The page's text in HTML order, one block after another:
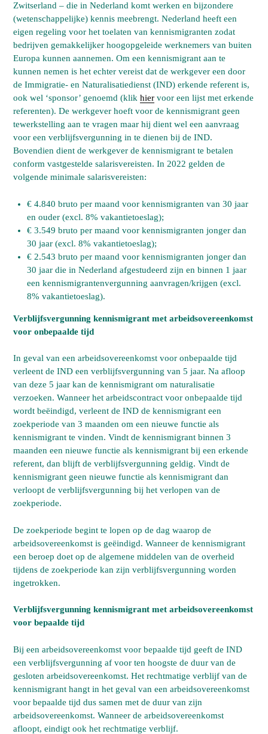
Zwitserland – die in Nederland komt werken en bijzondere
(wetenschappelijke) kennis meebrengt. Nederland heeft een
eigen regeling voor het toelaten van kennismigranten zodat
bedrijven gemakkelijker hoogopgeleide werknemers van buiten
Europa kunnen aannemen. Om een kennismigrant aan te
kunnen nemen is het echter vereist dat de werkgever een door
de Immigratie- en Naturalisatiedienst (IND) erkende referent is,
ook wel ‘sponsor’ genoemd (klikhier voor een lijst met erkende
referenten). De werkgever hoeft voor de kennismigrant geen
tewerkstelling aan te vragen maar hij dient wel een aanvraag
voor een verblijfsvergunning in te dienen bij de IND.
Bovendien dient de werkgever de kennismigrant te betalen
conform vastgestelde salarisvereisten. In 2022 gelden de
volgende minimale salarisvereisten:
€ 4.840 bruto per maand voor kennismigranten van 30 jaar
en ouder (excl. 8% vakantietoeslag);
€ 3.549 bruto per maand voor kennismigranten jonger dan
30 jaar (excl. 8% vakantietoeslag);
€ 2.543 bruto per maand voor kennismigranten jonger dan
30 jaar die in Nederland afgestudeerd zijn en binnen 1 jaar
een kennismigrantenvergunning aanvragen/krijgen (excl.
8% vakantietoeslag).
Verblijfsvergunning kennismigrant met arbeidsovereenkomst
voor onbepaalde tijd
In geval van een arbeidsovereenkomst voor onbepaalde tijd
verleent de IND een verblijfsvergunning van 5 jaar. Na afloop
van deze 5 jaar kan de kennismigrant om naturalisatie
verzoeken. Wanneer het arbeidscontract voor onbepaalde tijd
wordt beëindigd, verleent de IND de kennismigrant een
zoekperiode van 3 maanden om een nieuwe functie als
kennismigrant te vinden. Vindt de kennismigrant binnen 3
maanden een nieuwe functie als kennismigrant bij een erkende
referent, dan blijft de verblijfsvergunning geldig. Vindt de
kennismigrant geen nieuwe functie als kennismigrant dan
verloopt de verblijfsvergunning bij het verlopen van de
zoekperiode.
De zoekperiode begint te lopen op de dag waarop de
arbeidsovereenkomst is geëindigd. Wanneer de kennismigrant
een beroep doet op de algemene middelen van de overheid
tijdens de zoekperiode kan zijn verblijfsvergunning worden
ingetrokken.
Verblijfsvergunning kennismigrant met arbeidsovereenkomst
voor bepaalde tijd
Bij een arbeidsovereenkomst voor bepaalde tijd geeft de IND
een verblijfsvergunning af voor ten hoogste de duur van de
gesloten arbeidsovereenkomst. Het rechtmatige verblijf van de
kennismigrant hangt in het geval van een arbeidsovereenkomst
voor bepaalde tijd dus samen met de duur van zijn
arbeidsovereenkomst. Wanneer de arbeidsovereenkomst
afloopt, eindigt ook het rechtmatige verblijf.